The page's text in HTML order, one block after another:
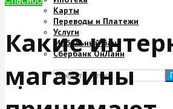
Карты
Переводы и Платежи
Услуги
Мобильный банк
Сбербанк ОнЛайн
Какие
магазины